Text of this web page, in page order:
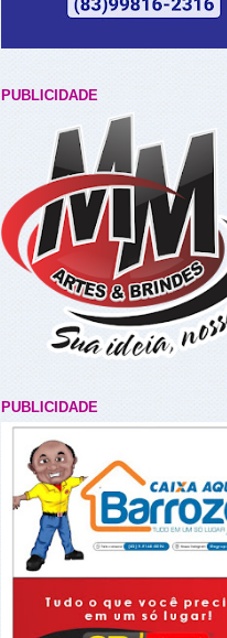
PUBLICIDADE
PUBLICIDADE